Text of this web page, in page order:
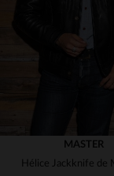
MASTER